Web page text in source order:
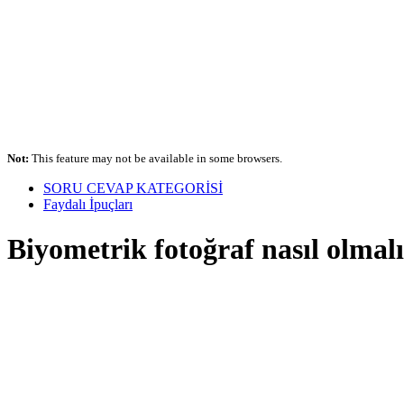
Not: This feature may not be available in some browsers.
SORU CEVAP KATEGORİSİ
Faydalı İpuçları
Biyometrik fotoğraf nasıl